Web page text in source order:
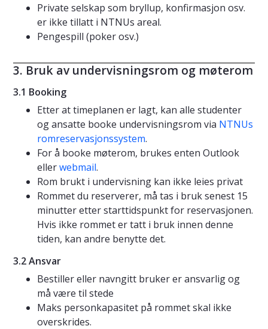
Private selskap som bryllup, konfirmasjon osv.
er ikke tillatt i NTNUs areal.
Pengespill (poker osv.)
3. Bruk av undervisningsrom og møterom
3.1 Booking
Etter at timeplanen er lagt, kan alle studenter
og ansatte booke undervisningsrom via NTNUs
romreservasjonssystem.
For å booke møterom, brukes enten Outlook
ellerwebmail.
Rom brukt i undervisning kan ikke leies privat
Rommet du reserverer, må tas i bruk senest 15
minutter etter starttidspunkt for reservasjonen.
Hvis ikke rommet er tatt i bruk innen denne
tiden, kan andre benytte det.
3.2 Ansvar
Bestiller eller navngitt bruker er ansvarlig og
må være til stede
Maks personkapasitet på rommet skal ikke
overskrides.